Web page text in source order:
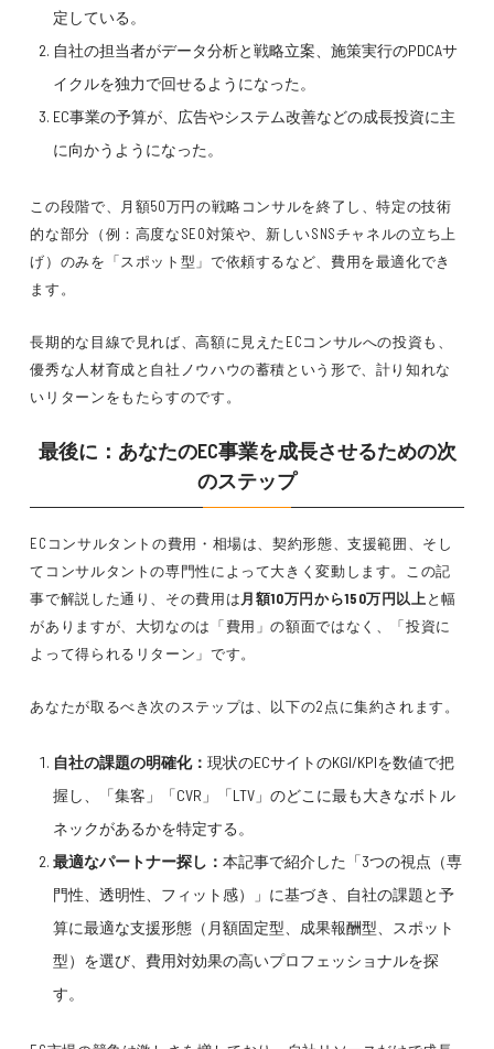
定している。
自社の担当者がデータ分析と戦略立案、施策実行のPDCAサ
イクルを独力で回せるようになった。
EC事業の予算が、広告やシステム改善などの成長投資に主
に向かうようになった。
この段階で、月額50万円の戦略コンサルを終了し、特定の技術
的な部分（例：高度なSEO対策や、新しいSNSチャネルの立ち上
げ）のみを「スポット型」で依頼するなど、費用を最適化でき
ます。
長期的な目線で見れば、高額に見えたECコンサルへの投資も、
優秀な人材育成と自社ノウハウの蓄積という形で、計り知れな
いリターンをもたらすのです。
最後に：あなたのEC事業を成長させるための次
のステップ
ECコンサルタントの費用・相場は、契約形態、支援範囲、そし
てコンサルタントの専門性によって大きく変動します。この記
事で解説した通り、その費用は月額10万円から150万円以上 と幅
がありますが、大切なのは「費用」の額面ではなく、「投資に
よって得られるリターン」です。
あなたが取るべき次のステップは、以下の2点に集約されます。
自社の課題の明確化：現状のECサイトのKGI/KPIを数値で把
握し、「集客」「CVR」「LTV」のどこに最も大きなボトル
ネックがあるかを特定する。
最適なパートナー探し：本記事で紹介した「3つの視点（専
門性、透明性、フィット感）」に基づき、自社の課題と予
算に最適な支援形態（月額固定型、成果報酬型、スポット
型）を選び、費用対効果の高いプロフェッショナルを探
す。